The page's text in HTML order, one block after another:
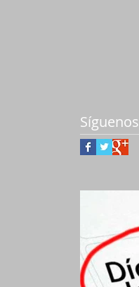
Síguenos